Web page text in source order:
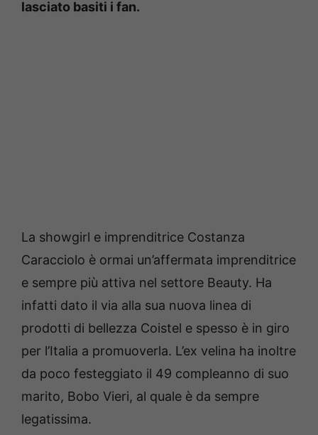
lasciato basiti i fan.
La showgirl e imprenditrice Costanza
Caracciolo è ormai un’affermata imprenditrice
e sempre più attiva nel settore Beauty. Ha
infatti dato il via alla sua nuova linea di
prodotti di bellezza Coistel e spesso è in giro
per l’Italia a promuoverla. L’ex velina ha inoltre
da poco festeggiato il 49 compleanno di suo
marito, Bobo Vieri, al quale è da sempre
legatissima.